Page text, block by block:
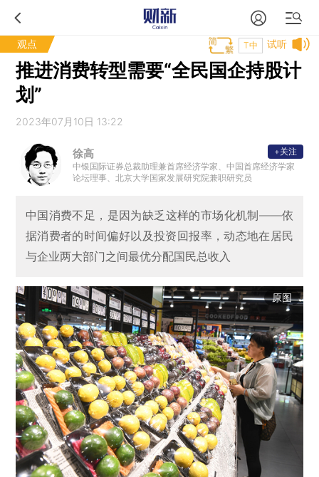
观点 试听
T中
推进消费转型需要“全民国企持股计
划”
2023年07月10日 13:22
徐高
中银国际证券总裁助理兼首席经济学家、中国首席经济学家
论坛理事、北京大学国家发展研究院兼职研究员
+关注
中国消费不足，是因为缺乏这样的市场化机制——依
据消费者的时间偏好以及投资回报率，动态地在居民
与企业两大部门之间最优分配国民总收入
原图